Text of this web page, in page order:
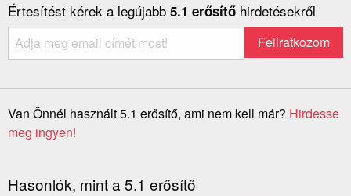
Értesítést kérek a legújabb 5.1 erősítő hirdetésekről
Van Önnél használt 5.1 erősítő, ami nem kell már? Hirdesse
meg ingyen!
Hasonlók, mint a 5.1 erősítő